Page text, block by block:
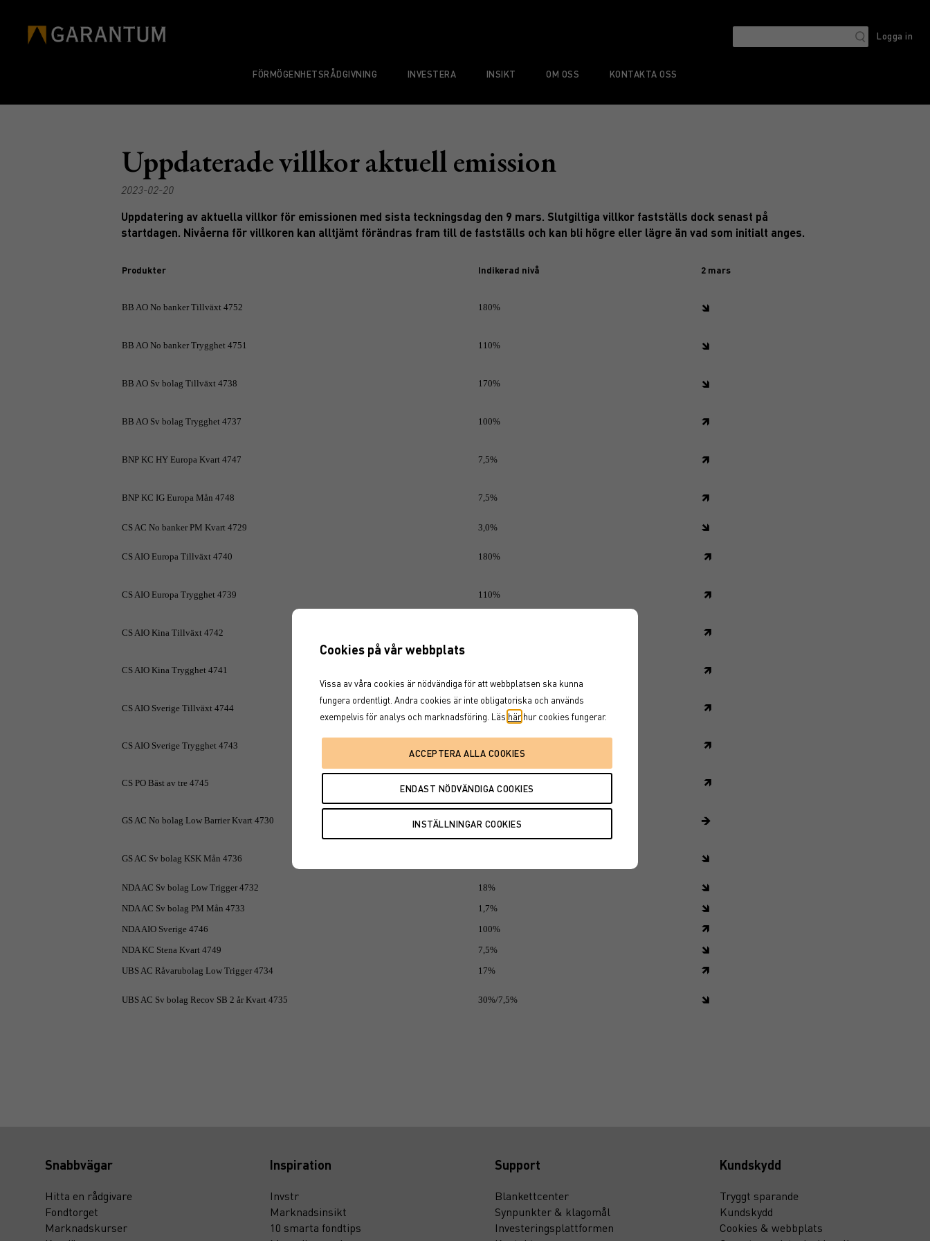
Logga in
FÖRMÖGENHETSRÅDGIVNING INVESTERA INSIKT OM OSS KONTAKTA OSS
Uppdaterade villkor aktuell emission
2023-02-20
Uppdatering av aktuella villkor för emissionen med sista teckningsdag den 9 mars. Slutgiltiga villkor fastställs dock senast på
startdagen. Nivåerna för villkoren kan alltjämt förändras fram till de fastställs och kan bli högre eller lägre än vad som initialt anges.
Produkter Indikerad nivå 2 mars
BB AO No banker Tillväxt 4752 180% 🡾
BB AO No banker Trygghet 4751 110% 🡾
BB AO Sv bolag Tillväxt 4738 170% 🡾
BB AO Sv bolag Trygghet 4737 100% 🡽
BNP KC HY Europa Kvart 4747 7,5% 🡽
BNP KC IG Europa Mån 4748 7,5% 🡽
CS AC No banker PM Kvart 4729 3,0% 🡾
CS AIO Europa Tillväxt 4740 180% 🡽
CS AIO Europa Trygghet 4739 110% 🡽
CS AIO Kina Tillväxt 4742 🡽
CS AIO Kina Trygghet 4741 🡽
CS AIO Sverige Tillväxt 4744 170% 🡽
CS AIO Sverige Trygghet 4743 🡽
CS PO Bäst av tre 4745 100% 🡽
GS AC No bolag Low Barrier Kvart 4730 2,8% 🡺
GS AC Sv bolag KSK Mån 4736 🡾
NDA AC Sv bolag Low Trigger 4732 18% 🡾
NDA AC Sv bolag PM Mån 4733 1,7% 🡾
NDA AIO Sverige 4746 100% 🡽
NDA KC Stena Kvart 4749 7,5% 🡾
UBS AC Råvarubolag Low Trigger 4734 17% 🡽
UBS AC Sv bolag Recov SB 2 år Kvart 4735 30%/7,5% 🡾
Snabbvägar
Hitta en rådgivare
Fondtorget
Marknadskurser
Inspiration
Invstr
Marknadsinsikt
10 smarta fondtips
Support
Blankettcenter
Synpunkter & klagomål
Investeringsplattformen
Kundskydd
Tryggt sparande
Kundskydd
Cookies & webbplats
Cookies på vår webbplats
Vissa av våra cookies är nödvändiga för att webbplatsen ska kunna
fungera ordentligt. Andra cookies är inte obligatoriska och används
exempelvis för analys och marknadsföring. Läs här hur cookies fungerar.